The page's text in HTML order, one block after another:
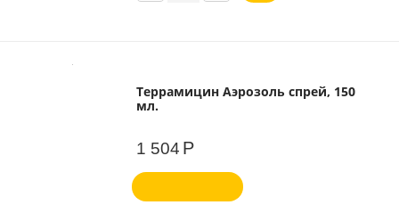
Террамицин Аэрозоль спрей, 150
мл.
1 504 Р